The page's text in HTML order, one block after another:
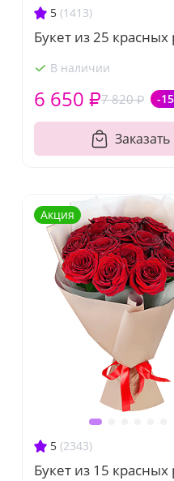
5 (1413)
Букет из 25 красных
В наличии
7 820 ₽ -
6 650 ₽
Заказать
5 (2343)
Букет из 15 красных
Акция